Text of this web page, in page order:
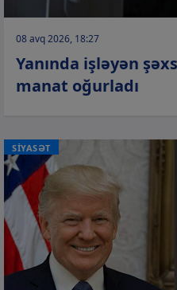
08 avq 2026, 18:27
Yanında işləyən
manat oğurladı
SİYASƏT